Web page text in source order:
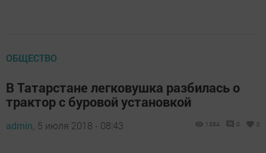
ОБЩЕСТВО
В Татарстане легковушка разбилась о
трактор с буровой установкой
admin, 5 июля 2018 - 08:43 1384 0 0